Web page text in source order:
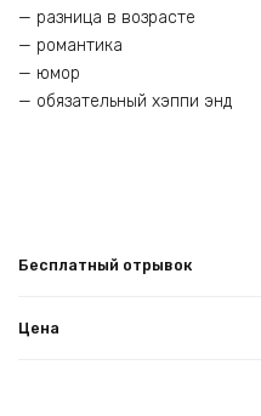
— разница в возрасте
— романтика
— юмор
— обязательный хэппи энд
Бесплатный отрывок
Цена